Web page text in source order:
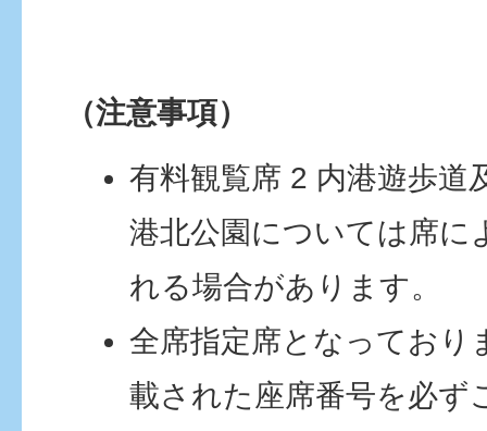
（注意事項）
有料観覧席 2 内港遊歩道
港北公園については席に
れる場合があります。
全席指定席となっており
載された座席番号を必ず